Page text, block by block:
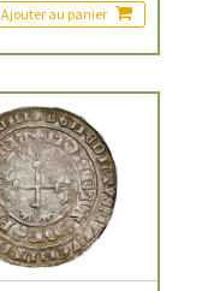
Ajouter au panier